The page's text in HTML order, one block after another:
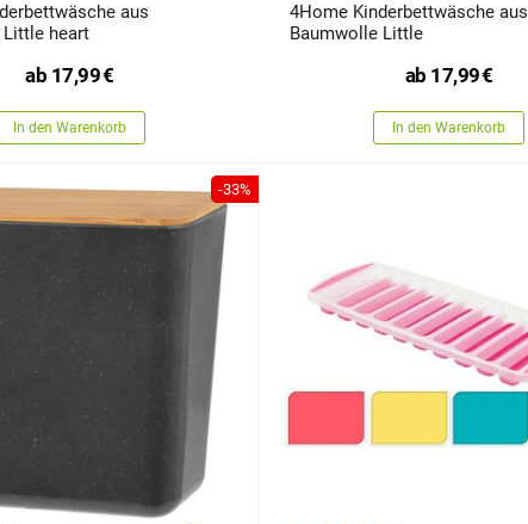
aus
heart
ab 17,99€
In den Warenkorb
4Home Kinderbettwäsche aus
Baumwolle Little
ab 17,99€
In den Warenkorb
-33%